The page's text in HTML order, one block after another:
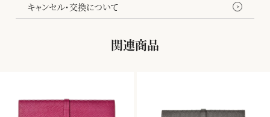
キャンセル・交換について
関連商品